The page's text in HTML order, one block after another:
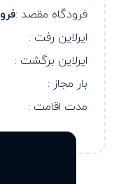
فرودگاه مقصد :
ایرلاین رفت :
ایرلاین برگشت :
بار مجاز :
مدت اقامت :